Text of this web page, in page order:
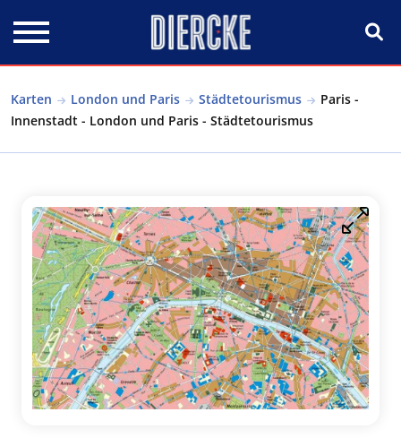
Karten London und Paris Städtetourismus
Paris -
Innenstadt - London und Paris - Städtetourismus